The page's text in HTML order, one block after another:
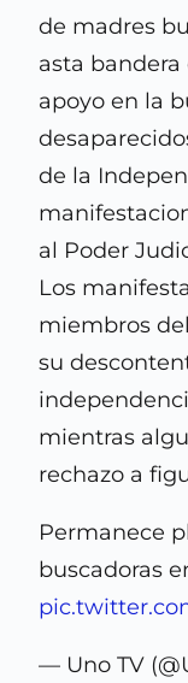
de madres
asta
apoyo en la
de la
al Poder
Los
miembros
su
mientras
rechazo a
Permanece
buscadoras
— Uno TV